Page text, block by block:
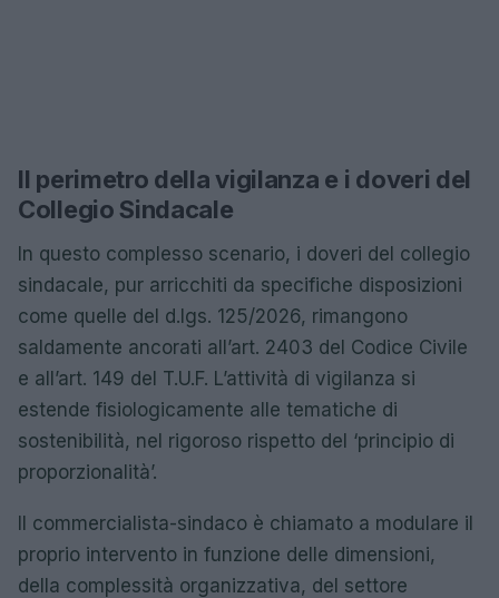
Il perimetro della vigilanza e i doveri del
Collegio Sindacale
In questo complesso scenario, i doveri del collegio
sindacale, pur arricchiti da specifiche disposizioni
come quelle del d.lgs. 125/2026, rimangono
saldamente ancorati all’art. 2403 del Codice Civile
e all’art. 149 del T.U.F. L’attività di vigilanza si
estende fisiologicamente alle tematiche di
sostenibilità, nel rigoroso rispetto del ‘principio di
proporzionalità’.
Il commercialista-sindaco è chiamato a modulare il
proprio intervento in funzione delle dimensioni,
della complessità organizzativa, del settore